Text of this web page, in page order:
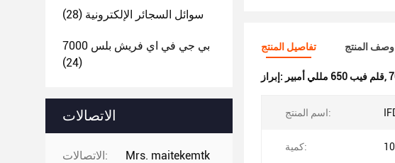
سوائل السجائر الإلكترونية (28)
بي جي في اي فريش بلس 7000
(24)
الاتصالات
الاتصالات: Mrs. maitekemtk
تفاصيل المنتج وصف المنتج
إبراز: قلم فيب 650 مللي أمبير,
اسم المنتج:
كمية: